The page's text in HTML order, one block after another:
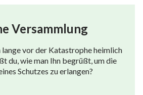
einen Eid ablegen? Sie schwören
sie legen Gott einen Eid ab
Die Menschen haben
dieses Phänomens,
Selbst schwor, aber ihr werdet
wenn Ich euch die richtige
Versammlung
vor der Katastrophe heimlich
du, wie man Ihn begrüßt, um die
Schutzes zu erlangen?